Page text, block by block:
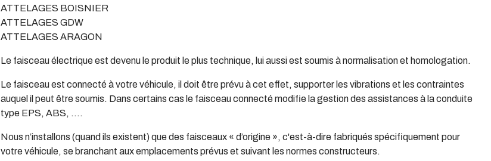
ATTELAGES BOISNIER
ATTELAGES GDW
ATTELAGES ARAGON
Le faisceau électrique est devenu le produit le plus technique, lui aussi est soumis à normalisation et homologation.
Le faisceau est connecté à votre véhicule, il doit être prévu à cet effet, supporter les vibrations et les contraintes
auquel il peut être soumis. Dans certains cas le faisceau connecté modifie la gestion des assistances à la conduite
type EPS, ABS, ….
Nous n’installons (quand ils existent) que des faisceaux « d’origine », c'est-à-dire fabriqués spécifiquement pour
votre véhicule, se branchant aux emplacements prévus et suivant les normes constructeurs.